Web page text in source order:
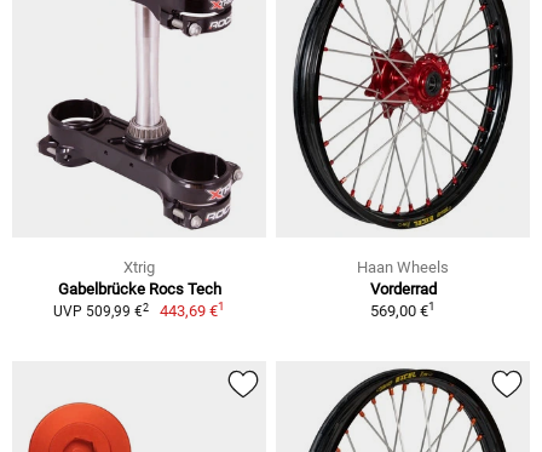
Xtrig
Gabelbrücke Rocs Tech
UVP 509,99 €2 443,69 €1
Haan Wheels
Vorderrad
569,00 €1